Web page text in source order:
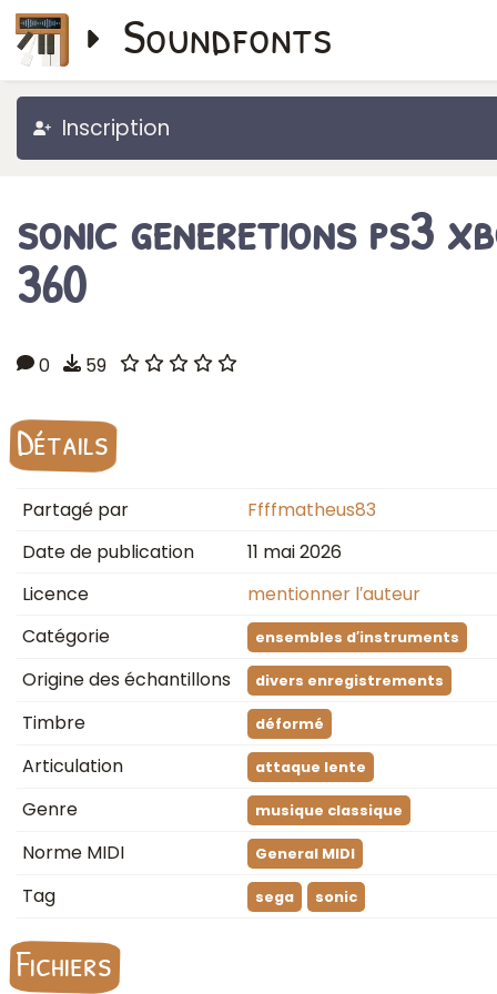
Soundfonts
Inscription
sonic generetions ps3
360
0 59
Détails
Partagé par
Ffffmatheus83
Date de publication
11 mai 2026
Licence
mentionner l′auteur
Catégorie
ensembles d′instruments
Origine des échantillons divers enregistrements
Timbre déformé
Articulation attaque lente
Genre musique classique
Norme MIDI General MIDI
Tag sega sonic
Fichiers